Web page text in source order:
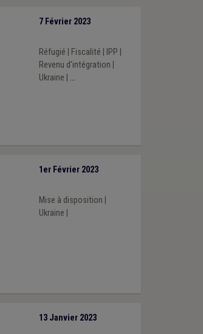
7 Février 2023
Réfugié Fiscalité IPP
Revenu d'intégration
Ukraine
...
1er Février 2023
Mise à disposition
Ukraine
13 Janvier 2023